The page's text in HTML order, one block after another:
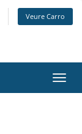
Veure Carro
la